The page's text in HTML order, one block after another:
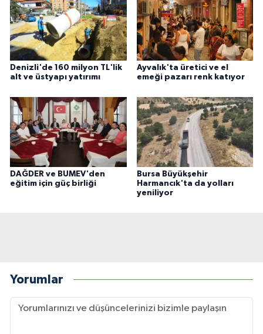
Denizli'de 160 milyon TL'lik
alt ve üstyapı yatırımı
Ayvalık'ta üretici ve el
emeği pazarı renk katıyor
DAĞDER ve BUMEV'den
eğitim için güç birliği
Bursa Büyükşehir
Harmancık'ta da yolları
yeniliyor
Yorumlar